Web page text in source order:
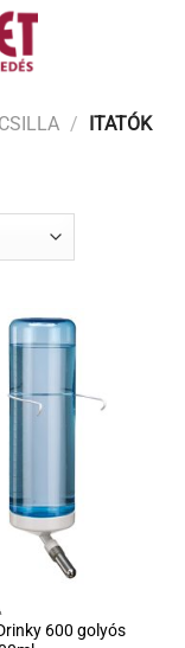
/ ITATÓK
600 golyós